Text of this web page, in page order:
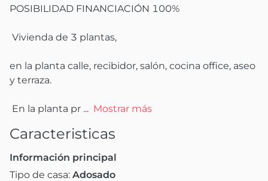
POSIBILIDAD FINANCIACIÓN 100%
en la planta calle, recibidor, salón, cocina office, aseo
y terraza.
En la planta pr ... Mostrar más
Caracteristicas
Información principal
Tipo de casa: Adosado